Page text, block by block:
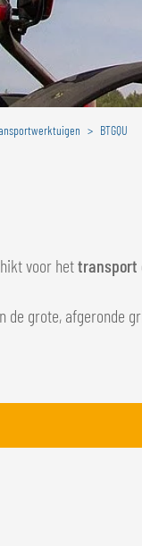
BTGQU
voor hettransport
de grote, afgeronde